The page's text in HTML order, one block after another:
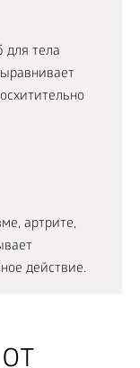
для тела
артрите,
действие.